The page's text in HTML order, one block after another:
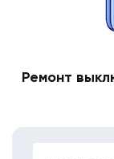
Ремонт